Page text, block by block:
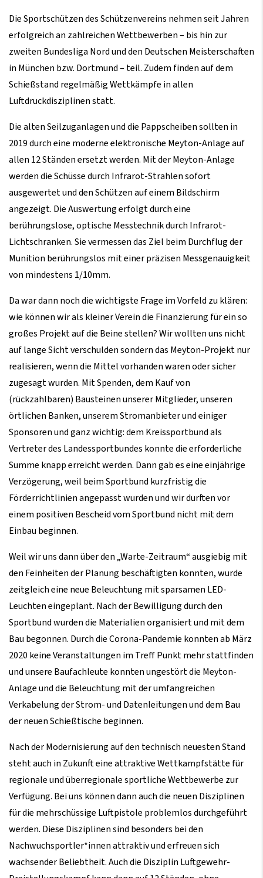
Die Sportschützen des Schützenvereins nehmen seit Jahren
erfolgreich an zahlreichen Wettbewerben – bis hin zur
zweiten Bundesliga Nord und den Deutschen Meisterschaften
in München bzw. Dortmund – teil. Zudem finden auf dem
Schießstand regelmäßig Wettkämpfe in allen
Luftdruckdisziplinen statt.
Die alten Seilzuganlagen und die Pappscheiben sollten in
2019 durch eine moderne elektronische Meyton-Anlage auf
allen 12 Ständen ersetzt werden. Mit der Meyton-Anlage
werden die Schüsse durch Infrarot-Strahlen sofort
ausgewertet und den Schützen auf einem Bildschirm
angezeigt. Die Auswertung erfolgt durch eine
berührungslose, optische Messtechnik durch Infrarot-
Lichtschranken. Sie vermessen das Ziel beim Durchflug der
Munition berührungslos mit einer präzisen Messgenauigkeit
von mindestens 1/10mm.
Da war dann noch die wichtigste Frage im Vorfeld zu klären:
wie können wir als kleiner Verein die Finanzierung für ein so
großes Projekt auf die Beine stellen? Wir wollten uns nicht
auf lange Sicht verschulden sondern das Meyton-Projekt nur
realisieren, wenn die Mittel vorhanden waren oder sicher
zugesagt wurden. Mit Spenden, dem Kauf von
(rückzahlbaren) Bausteinen unserer Mitglieder, unseren
örtlichen Banken, unserem Stromanbieter und einiger
Sponsoren und ganz wichtig: dem Kreissportbund als
Vertreter des Landessportbundes konnte die erforderliche
Summe knapp erreicht werden. Dann gab es eine einjährige
Verzögerung, weil beim Sportbund kurzfristig die
Förderrichtlinien angepasst wurden und wir durften vor
einem positiven Bescheid vom Sportbund nicht mit dem
Einbau beginnen.
Weil wir uns dann über den „Warte-Zeitraum“ ausgiebig mit
den Feinheiten der Planung beschäftigten konnten, wurde
zeitgleich eine neue Beleuchtung mit sparsamen LED-
Leuchten eingeplant. Nach der Bewilligung durch den
Sportbund wurden die Materialien organisiert und mit dem
Bau begonnen. Durch die Corona-Pandemie konnten ab März
2020 keine Veranstaltungen im Treff Punkt mehr stattfinden
und unsere Baufachleute konnten ungestört die Meyton-
Anlage und die Beleuchtung mit der umfangreichen
Verkabelung der Strom- und Datenleitungen und dem Bau
der neuen Schießtische beginnen.
Nach der Modernisierung auf den technisch neuesten Stand
steht auch in Zukunft eine attraktive Wettkampfstätte für
regionale und überregionale sportliche Wettbewerbe zur
Verfügung. Bei uns können dann auch die neuen Disziplinen
für die mehrschüssige Luftpistole problemlos durchgeführt
werden. Diese Disziplinen sind besonders bei den
Nachwuchsportler*innen attraktiv und erfreuen sich
wachsender Beliebtheit. Auch die Disziplin Luftgewehr-